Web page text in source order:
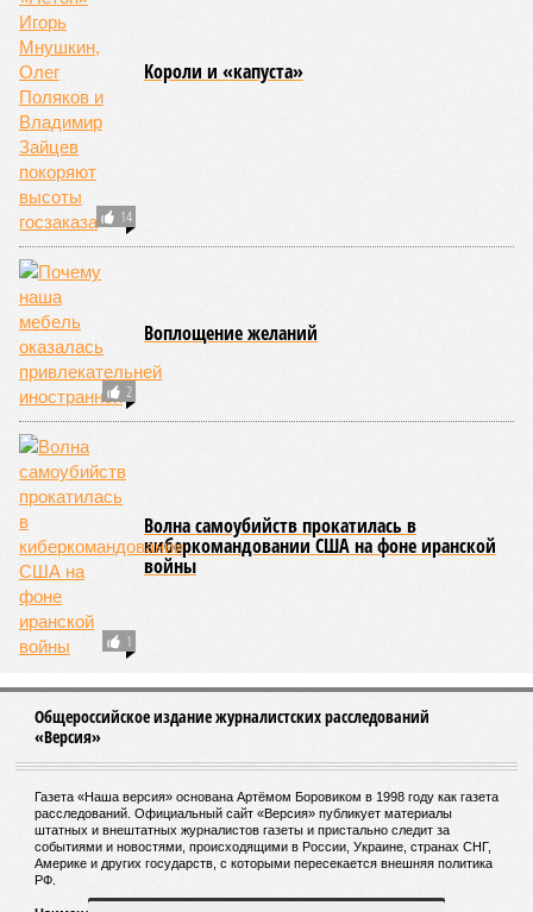
14
Kороли и «капуста»
2
Воплощение желаний
1
Волна самоубийств прокатилась в
киберкомандовании США на фоне иранской
войны
Общероссийское издание журналистских расследований
«Версия»
Газета «Наша версия» основана Артёмом Боровиком в 1998 году как газета
расследований. Официальный сайт «Версия» публикует материалы
штатных и внештатных журналистов газеты и пристально следит за
событиями и новостями, происходящими в России, Украине, странах СНГ,
Америке и других государств, с которыми пересекается внешняя политика
РФ.